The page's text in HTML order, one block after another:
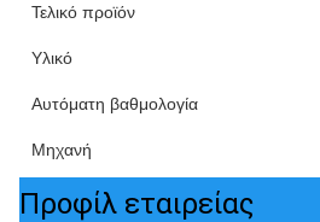
Τελικό προϊόν
Υλικό
Αυτόματη βαθμολογία
Μηχανή
Προφίλ εταιρείας